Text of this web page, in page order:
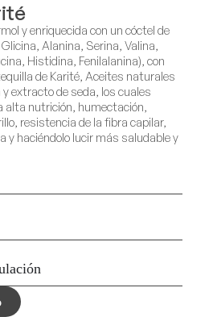
y enriquecida con un cóctel de
Alanina, Serina, Valina,
Histidina, Fenilalanina), con
de Karité, Aceites naturales
extracto de seda, los cuales
alta nutrición, humectación,
resistencia de la fibra capilar,
y haciéndolo lucir más saludable y